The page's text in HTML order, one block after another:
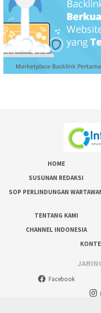
HOME
SUSUNAN REDAKSI
SOP PERLINDUNGAN
TENTANG KAMI
CHANNEL INDONESIA
Facebook